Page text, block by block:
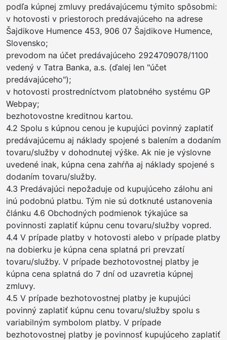
podľa kúpnej zmluvy predávajúcemu týmito spôsobmi:
v hotovosti v priestoroch predávajúceho na adrese
Šajdikove Humence 453, 906 07 Šajdikove Humence,
Slovensko;
prevodom na účet predávajúceho 2924709078/1100
vedený v Tatra Banka, a.s. (ďalej len "účet
predávajúceho");
v hotovosti prostredníctvom platobného systému GP
Webpay;
bezhotovostne kreditnou kartou.
4.2 Spolu s kúpnou cenou je kupujúci povinný zaplatiť
predávajúcemu aj náklady spojené s balením a dodaním
tovaru/služby v dohodnutej výške. Ak nie je výslovne
uvedené inak, kúpna cena zahŕňa aj náklady spojené s
dodaním tovaru/služby.
4.3 Predávajúci nepožaduje od kupujúceho zálohu ani
inú podobnú platbu. Tým nie sú dotknuté ustanovenia
článku 4.6 Obchodných podmienok týkajúce sa
povinnosti zaplatiť kúpnu cenu tovaru/služby vopred.
4.4 V prípade platby v hotovosti alebo v prípade platby
na dobierku je kúpna cena splatná pri prevzatí
tovaru/služby. V prípade bezhotovostnej platby je
kúpna cena splatná do 7 dní od uzavretia kúpnej
zmluvy.
4.5 V prípade bezhotovostnej platby je kupujúci
povinný zaplatiť kúpnu cenu tovaru/služby spolu s
variabilným symbolom platby. V prípade
bezhotovostnej platby je povinnosť kupujúceho zaplatiť